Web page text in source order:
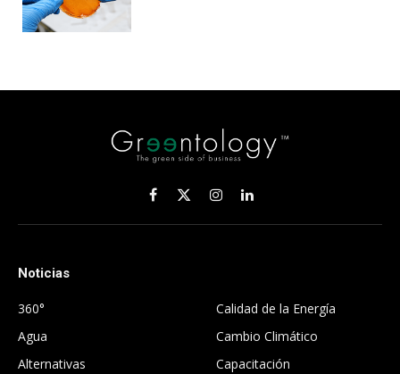
Facebook
X
(Twitter)
InstagramLinkedIn
Noticias
360°
Agua
Alternativas
Calidad de la Energía
Cambio Climático
Capacitación